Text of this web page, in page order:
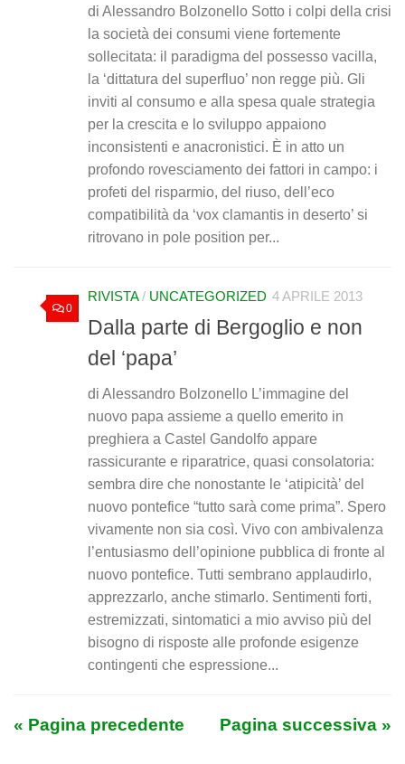
di Alessandro Bolzonello Sotto i colpi della crisi
la società dei consumi viene fortemente
sollecitata: il paradigma del possesso vacilla,
la ‘dittatura del superfluo’ non regge più. Gli
inviti al consumo e alla spesa quale strategia
per la crescita e lo sviluppo appaiono
inconsistenti e anacronistici. È in atto un
profondo rovesciamento dei fattori in campo: i
profeti del risparmio, del riuso, dell’eco
compatibilità da ‘vox clamantis in deserto’ si
ritrovano in pole position per...
0
RIVISTA/ UNCATEGORIZED 4 APRILE 2013
Dalla parte di Bergoglio e non
del ‘papa’
di Alessandro Bolzonello L’immagine del
nuovo papa assieme a quello emerito in
preghiera a Castel Gandolfo appare
rassicurante e riparatrice, quasi consolatoria:
sembra dire che nonostante le ‘atipicità’ del
nuovo pontefice “tutto sarà come prima”. Spero
vivamente non sia così. Vivo con ambivalenza
l’entusiasmo dell’opinione pubblica di fronte al
nuovo pontefice. Tutti sembrano applaudirlo,
apprezzarlo, anche stimarlo. Sentimenti forti,
estremizzati, sintomatici a mio avviso più del
bisogno di risposte alle profonde esigenze
contingenti che espressione...
« Pagina precedente Pagina successiva »